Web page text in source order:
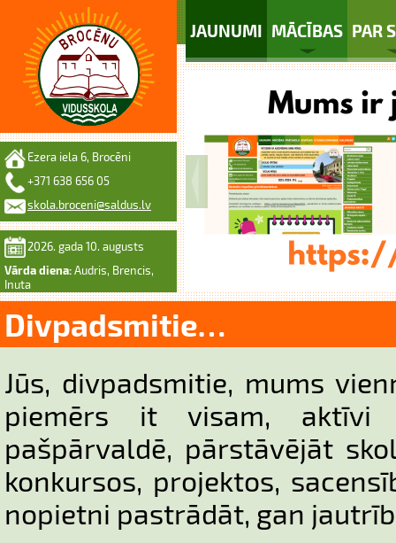
JAUNUMI MĀCĪBAS PAR
Ezera iela 6, Brocēni
+371 638 656 05
skola.broceni@saldus.lv
2026. gada 10. augusts
Vārda diena: Audris, Brencis,
Inuta
Divpadsmitie…
Jūs, divpadsmitie, mums
piemērs it visam, aktīvi
pašpārvaldē, pārstāvējāt
konkursos, projektos,
nopietni pastrādāt, gan